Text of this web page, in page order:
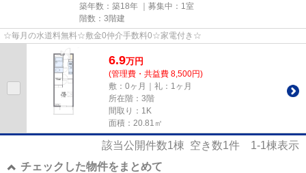
築年数：築18年 ｜募集中： 1室
階数：3階建
☆毎月の水道料無料☆敷金0仲介手数料0☆家電付き☆
6.9万円
(管理費・共益費 8,500円)
敷：0ヶ月｜礼：1ヶ月
所在階：3階
間取り：1K
面積：20.81㎡
該当公開件数1棟 空き数1件 1-1棟表示
チェックした物件をまとめて